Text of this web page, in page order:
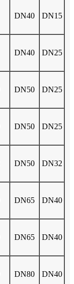
DN40 DN15
DN40 DN25
DN50 DN25
DN50 DN25
DN50 DN32
DN65 DN40
DN65 DN40
DN80 DN40